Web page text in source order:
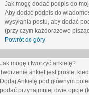
Jak mogę dodać podpis do
Aby dodać podpis do
wysyłania postu, aby dodać
(przy czym każdorazowo
Powrót do góry
Jak mogę utworzyć ankietę?
Tworzenie ankiet jest proste,
Dodaj Ankietę pod głównym
podać przynajmniej dwie opcje